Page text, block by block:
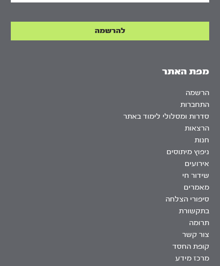
מפת האתר
הרשמה
התחברות
סדרות ומסלולי לימוד באתר
הרצאות
חנות
ניפוץ מיתוסים
אירועים
שידור חי
מאמרים
סיפורי הצלחה
בתקשורת
תרומה
צור קשר
קופת החסד
מרכז מידע